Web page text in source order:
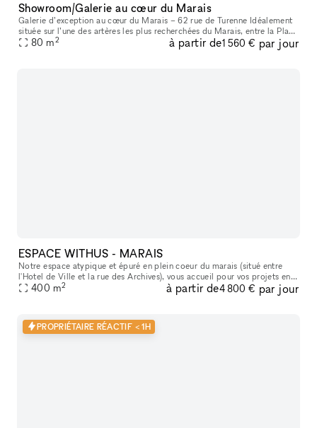
Showroom/Galerie au cœur du Marais
Galerie d’exception au cœur du Marais – 62 rue de Turenne Idéalement
située sur l’une des artères les plus recherchées du Marais, entre la Place
des Vosges et la rue de Bretagne, la galerie bénéficie
80 m2 à partir de1 560 € par jour
ESPACE WITHUS - MARAIS
Notre espace atypique et épuré en plein coeur du marais (situé entre
l'Hotel de Ville et la rue des Archives), vous accueil pour vos projets en
tout genre : Shooting/tournage , défilé , showroom , pr
400 m2 à partir de4 800 € par jour
PROPRIÉTAIRE RÉACTIF < 1H